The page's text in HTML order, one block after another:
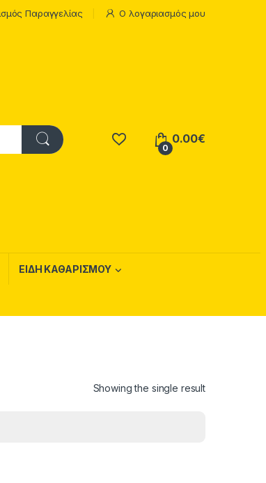
Παραγγελίας Ο λογαριασμός μου
0
0.00€
ΕΙΔΗ ΚΑΘΑΡΙΣΜΟΥ
Showing the single result